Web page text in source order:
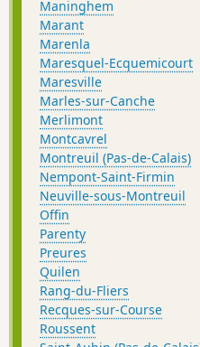
Maninghem
Marant
Marenla
Maresquel-Ecquemicourt
Maresville
Marles-sur-Canche
Merlimont
Montcavrel
Montreuil (Pas-de-Calais)
Nempont-Saint-Firmin
Neuville-sous-Montreuil
Offin
Parenty
Preures
Quilen
Rang-du-Fliers
Recques-sur-Course
Roussent